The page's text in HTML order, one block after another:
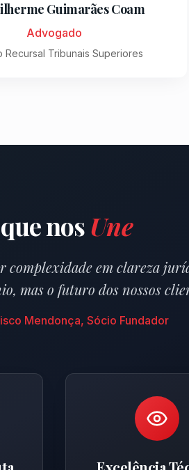
Guimarães Coam
Advogado
Recursal Tribunais Superiores
nosUne
complexidade em clareza
mas o futuro dos nossos
Mendonça, Sócio Fundador